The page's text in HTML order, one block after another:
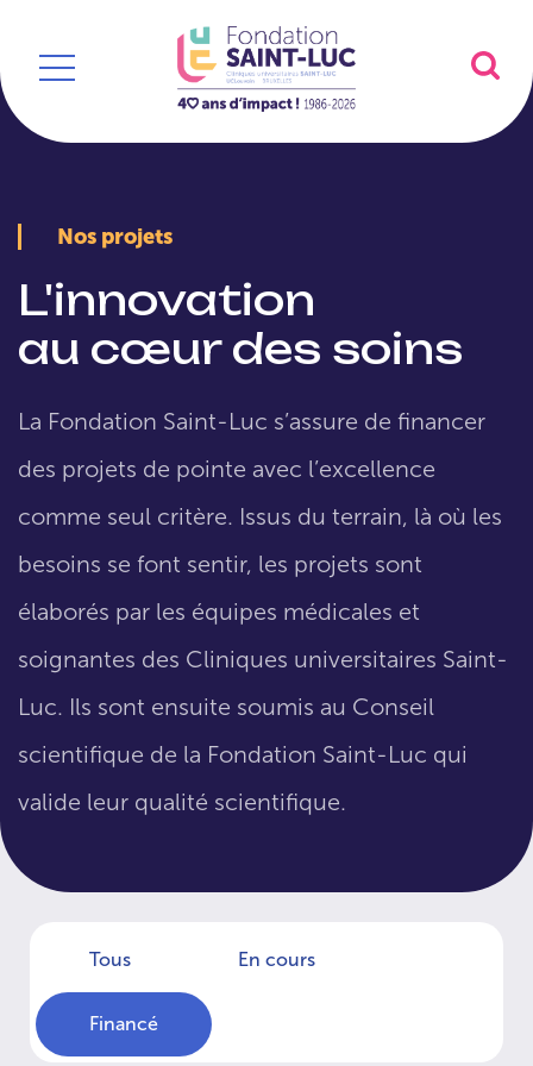
Nos projets
L'innovation
au cœur des soins
La Fondation Saint-Luc s’assure de financer
des projets de pointe avec l’excellence
comme seul critère. Issus du terrain, là où les
besoins se font sentir, les projets sont
élaborés par les équipes médicales et
soignantes des Cliniques universitaires Saint-
Luc. Ils sont ensuite soumis au Conseil
scientifique de la Fondation Saint-Luc qui
valide leur qualité scientifique.
Tous En cours
Financé